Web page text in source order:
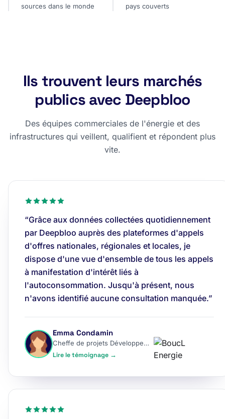
sources dans le monde pays couverts
Ils trouvent leurs marchés
publics avec Deepbloo
Des équipes commerciales de l'énergie et des
infrastructures qui veillent, qualifient et répondent plus
vite.
“Grâce aux données collectées quotidiennement
par Deepbloo auprès des plateformes d'appels
d'offres nationales, régionales et locales, je
dispose d'une vue d'ensemble de tous les appels
à manifestation d'intérêt liés à
l'autoconsommation. Jusqu'à présent, nous
n'avons identifié aucune consultation manquée.”
Emma Condamin
Cheffe de projets Développement
Lire le témoignage →